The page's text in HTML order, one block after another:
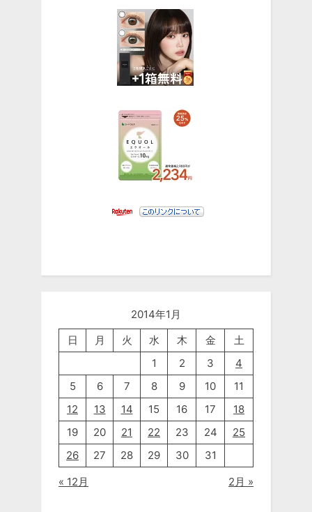
2014年1月
日
月 火 水 木 金
土
1
2 3
4
5
6 7 8 9 10
11
12
13 14 15 16 17
18
19
20 21 22 23 24
25
26
27 28 29 30
31
« 12月
2月 »